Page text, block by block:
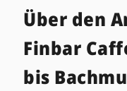
Über den
Finbar
bis